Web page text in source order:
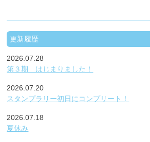
更新履歴
2026.07.28
第３期 はじまりました！
2026.07.20
スタンプラリー初日にコンプリート！
2026.07.18
夏休み